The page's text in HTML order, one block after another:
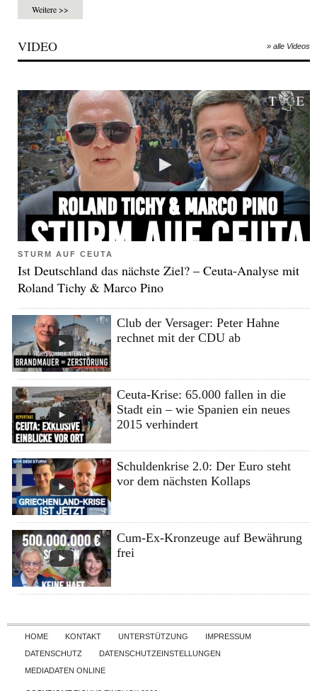
Weitere >>
VIDEO » alle Videos
STURM AUF CEUTA
Ist Deutschland das nächste Ziel? – Ceuta-Analyse mit
Roland Tichy & Marco Pino
Club der Versager: Peter Hahne
rechnet mit der CDU ab
Ceuta-Krise: 65.000 fallen in die
Stadt ein – wie Spanien ein neues
2015 verhindert
Schuldenkrise 2.0: Der Euro steht
vor dem nächsten Kollaps
Cum-Ex-Kronzeuge auf Bewährung
frei
Skip to content
HOME KONTAKT UNTERSTÜTZUNG
IMPRESSUM
DATENSCHUTZ
DATENSCHUTZEINSTELLUNGEN
MEDIADATEN ONLINE